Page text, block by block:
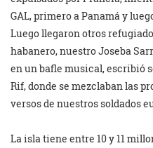
GAL, primero a Panamá y
Luego llegaron otros
habanero, nuestro Joseba
en un bafle musical, escribió
Rif, donde se mezclaban las
versos de nuestros soldados
La isla tiene entre 10 y 11